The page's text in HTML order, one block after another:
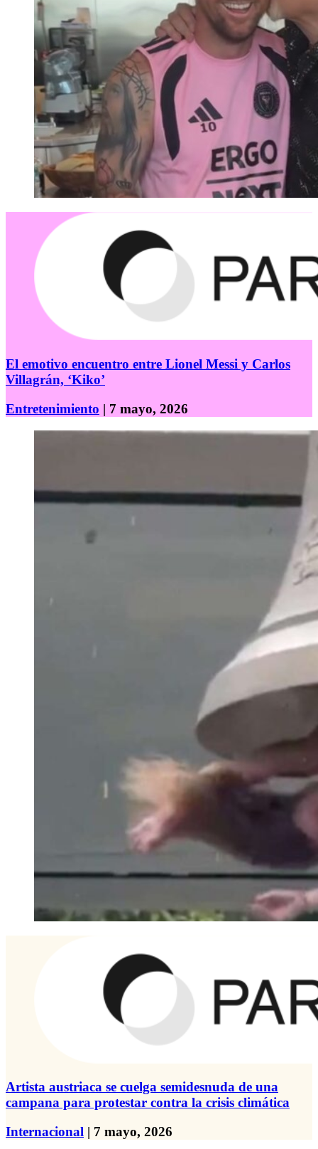
El emotivo encuentro entre Lionel Messi y Carlos
Villagrán, ‘Kiko’
Entretenimiento | 7 mayo, 2026
Artista austriaca se cuelga semidesnuda de una
campana para protestar contra la crisis climática
Internacional | 7 mayo, 2026